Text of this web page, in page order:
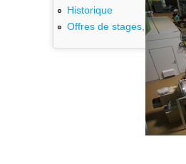
Historique
Offres de stages, thèses,